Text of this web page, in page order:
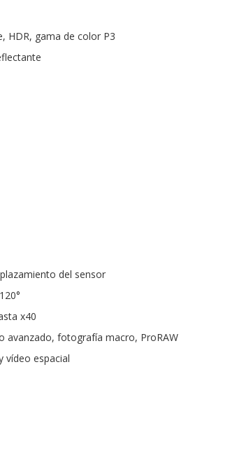
HDR, gama de color P3
del sensor
x40
avanzado, fotografía macro, ProRAW
vídeo espacial